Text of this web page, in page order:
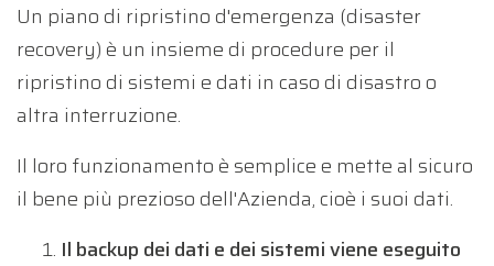
Un piano di ripristino d'emergenza (disaster
recovery) è un insieme di procedure per il
ripristino di sistemi e dati in caso di disastro o
altra interruzione.
Il loro funzionamento è semplice e mette al sicuro
il bene più prezioso dell'Azienda, cioè i suoi dati.
Il backup dei dati e dei sistemi viene eseguito